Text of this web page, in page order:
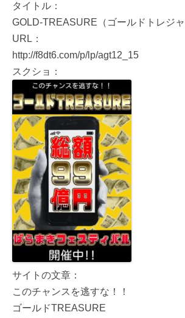
タイトル：
GOLD-TREASURE（ゴールドトレジャ
URL：
http://f8dt6.com/p/lp/agt12_15
スクショ：
サイトの文章：
このチャンスを逃すな！！
ゴールドTREASURE